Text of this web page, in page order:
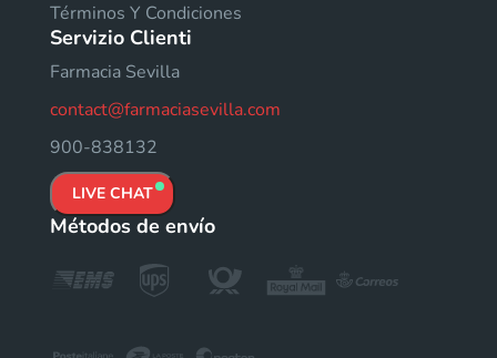
Términos Y Condiciones
Servizio Clienti
Farmacia Sevilla
contact@farmaciasevilla.com
900-838132
LIVE CHAT
Métodos de envío